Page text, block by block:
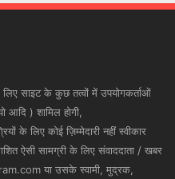
साइट के कुछ तत्वों में उपयोगकर्ताओं
आदि ) शामिल होगी,
लिए कोई ज़िम्मेदारी नहीं स्वीकार
ऐसी सामग्री के लिए संवाददाता / खबर
या उसके स्वामी, मुद्रक,